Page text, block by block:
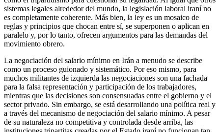
sistemas legales alrededor del mundo, la legislación laboral iraní no
es completamente coherente. Más bien, la ley es un mosaico de
reglas y principios que chocan entre sí, se superponen o aplican en
paralelo y, por lo tanto, ofrecen argumentos para las demandas del
movimiento obrero.
La negociación del salario mínimo en Irán a menudo se describe
como un proceso guionado y sistemático. Por eso mismo, para
muchos militantes de izquierda las negociaciones son una fachada
para la falsa representación y participación de los trabajadores,
mientras que las decisiones son consensuadas entre el gobierno y el
sector privado. Sin embargo, se está desarrollando una política real y
a través del mecanismo de negociación del salario mínimo. A pesar
de su naturaleza no competitiva y controlada desde arriba, las